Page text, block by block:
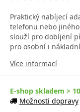
Praktický nabíjecí
telefonu nebo
slouží pro dobíjení
pro osobní i
Více informací
E-shop skladem >
Možnosti dopravy